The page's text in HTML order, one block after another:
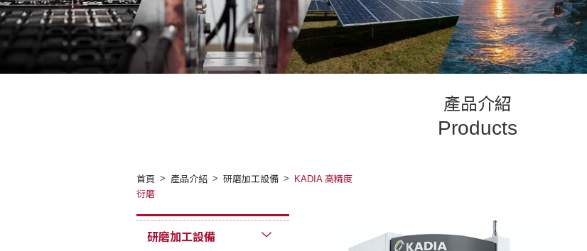
產品介紹
Products
首頁 產品介紹 研磨加工設備
KADIA 高精度
衍磨
研磨加工設備